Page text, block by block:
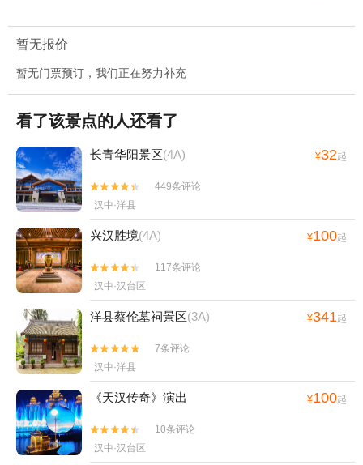
暂无报价
暂无门票预订，我们正在努力补充
看了该景点的人还看了
长青华阳景区(4A) ¥32起


449条评论
汉中·洋县
兴汉胜境(4A) ¥100起


117条评论
汉中·汉台区
洋县蔡伦墓祠景区(3A) ¥341起


7条评论
汉中·洋县
《天汉传奇》演出 ¥100起


10条评论
汉中·汉台区